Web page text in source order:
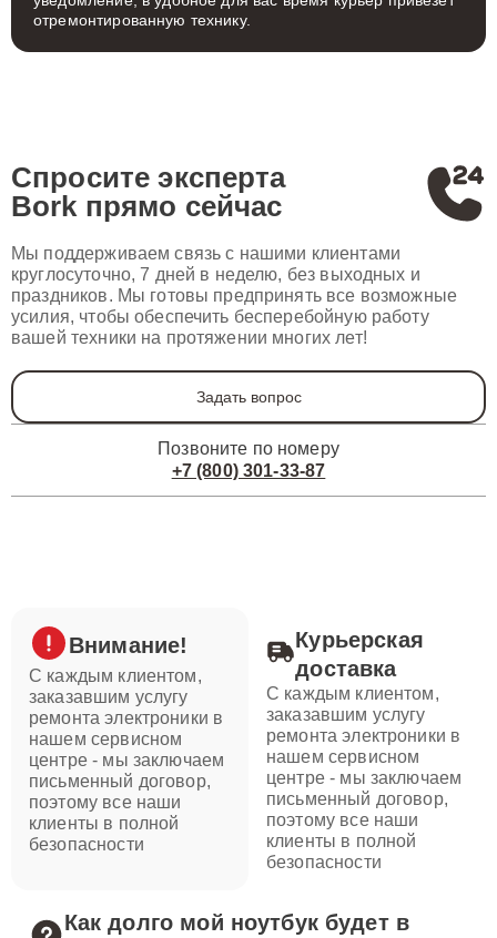
отремонтированную технику.
Спросите эксперта
Bork прямо сейчас
Мы поддерживаем связь с нашими клиентами
круглосуточно, 7 дней в неделю, без выходных и
праздников. Мы готовы предпринять все возможные
усилия, чтобы обеспечить бесперебойную работу
вашей техники на протяжении многих лет!
Задать вопрос
Позвоните по номеру
+7 (800) 301-33-87
Внимание!
С каждым клиентом,
заказавшим услугу
ремонта электроники в
нашем сервисном
центре - мы заключаем
письменный договор,
поэтому все наши
клиенты в полной
безопасности
Курьерская
доставка
С каждым клиентом,
заказавшим услугу
ремонта электроники в
нашем сервисном
центре - мы заключаем
письменный договор,
поэтому все наши
клиенты в полной
безопасности
Как долго мой ноутбук будет в